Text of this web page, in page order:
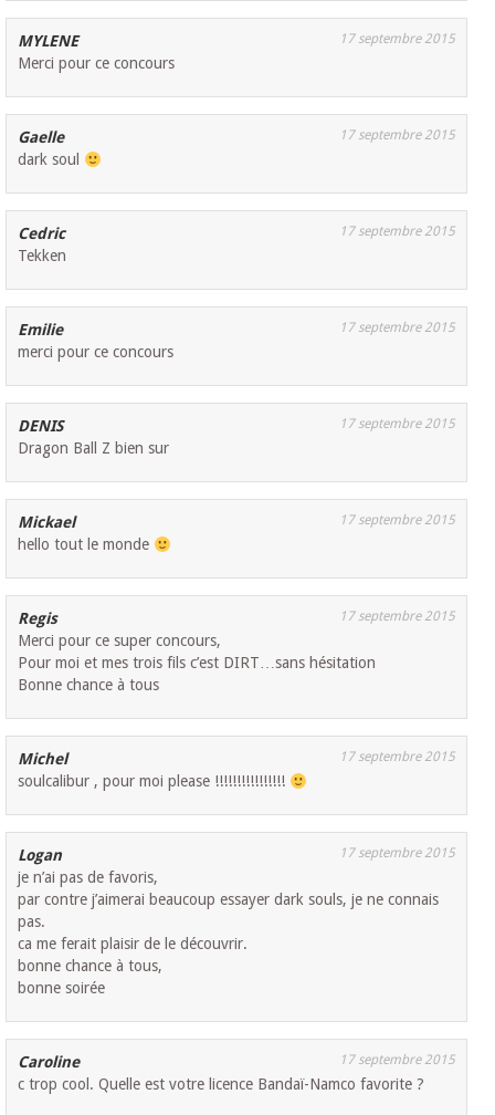
MYLENE 17 septembre 2015
Merci pour ce concours
Gaelle 17 septembre 2015
dark soul
Cedric 17 septembre 2015
Tekken
Emilie 17 septembre 2015
merci pour ce concours
DENIS 17 septembre 2015
Dragon Ball Z bien sur
Mickael 17 septembre 2015
hello tout le monde
Regis 17 septembre 2015
Merci pour ce super concours,
Pour moi et mes trois fils c’est DIRT…sans hésitation
Bonne chance à tous
Michel 17 septembre 2015
soulcalibur , pour moi please !!!!!!!!!!!!!!!!
Logan 17 septembre 2015
je n’ai pas de favoris,
par contre j’aimerai beaucoup essayer dark souls, je ne connais
pas.
ca me ferait plaisir de le découvrir.
bonne chance à tous,
bonne soirée
Caroline 17 septembre 2015
c trop cool. Quelle est votre licence Bandaï-Namco favorite ?